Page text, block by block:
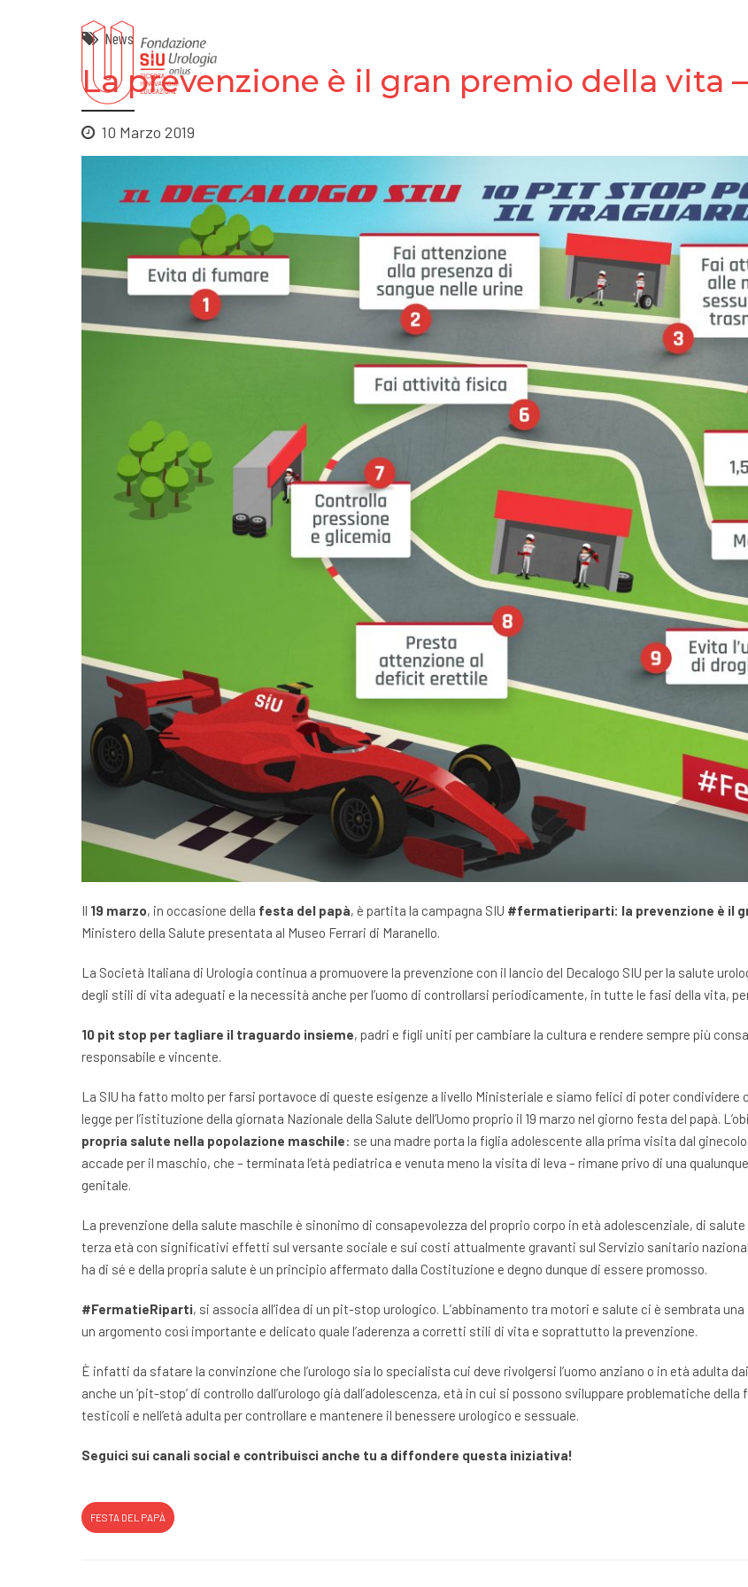
News
La prevenzione è il gran premio della vita
10 Marzo 2019
Il 19 marzo, in occasione della festa del papà, è partita la campagna SIU #fermatieriparti: la prevenzione è il
Ministero della Salute presentata al Museo Ferrari di Maranello.
La Società Italiana di Urologia continua a promuovere la prevenzione con il lancio del Decalogo SIU per la salute
degli stili di vita adeguati e la necessità anche per l’uomo di controllarsi periodicamente, in tutte le fasi della vita,
10 pit stop per tagliare il traguardo insieme, padri e figli uniti per cambiare la cultura e rendere sempre più
responsabile e vincente.
La SIU ha fatto molto per farsi portavoce di queste esigenze a livello Ministeriale e siamo felici di poter
legge per l’istituzione della giornata Nazionale della Salute dell’Uomo proprio il 19 marzo nel giorno festa del papà.
propria salute nella popolazione maschile: se una madre porta la figlia adolescente alla prima visita dal
accade per il maschio, che – terminata l’età pediatrica e venuta meno la visita di leva – rimane privo di una
genitale.
La prevenzione della salute maschile è sinonimo di consapevolezza del proprio corpo in età adolescenziale, di
terza età con significativi effetti sul versante sociale e sui costi attualmente gravanti sul Servizio sanitario
ha di sé e della propria salute è un principio affermato dalla Costituzione e degno dunque di essere promosso.
#FermatieRiparti, si associa all’idea di un pit-stop urologico. L’abbinamento tra motori e salute ci è sembrata
un argomento così importante e delicato quale l’aderenza a corretti stili di vita e soprattutto la prevenzione.
È infatti da sfatare la convinzione che l’urologo sia lo specialista cui deve rivolgersi l’uomo anziano o in età adulta
anche un ‘pit-stop’ di controllo dall’urologo già dall’adolescenza, età in cui si possono sviluppare problematiche
testicoli e nell’età adulta per controllare e mantenere il benessere urologico e sessuale.
Seguici sui canali social e contribuisci anche tu a diffondere questa iniziativa!
FESTA DEL PAPÀ